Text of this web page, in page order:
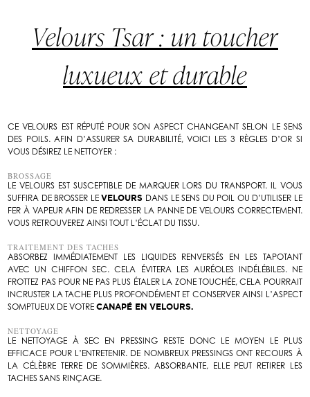
Velours Tsar : un toucher
luxueux et durable
CE VELOURS EST RÉPUTÉ POUR SON ASPECT CHANGEANT SELON LE SENS
DES POILS. AFIN D’ASSURER SA DURABILITÉ, VOICI LES 3 RÈGLES D’OR SI
VOUS DÉSIREZ LE NETTOYER :
BROSSAGE
LE VELOURS EST SUSCEPTIBLE DE MARQUER LORS DU TRANSPORT. IL VOUS
SUFFIRA DE BROSSER LEVELOURS DANS LE SENS DU POIL OU D’UTILISER LE
FER À VAPEUR AFIN DE REDRESSER LA PANNE DE VELOURS CORRECTEMENT.
VOUS RETROUVEREZ AINSI TOUT L’ÉCLAT DU TISSU.
TRAITEMENT DES TACHES
ABSORBEZ IMMÉDIATEMENT LES LIQUIDES RENVERSÉS EN LES TAPOTANT
AVEC UN CHIFFON SEC. CELA ÉVITERA LES AURÉOLES INDÉLÉBILES. NE
FROTTEZ PAS POUR NE PAS PLUS ÉTALER LA ZONE TOUCHÉE, CELA POURRAIT
INCRUSTER LA TACHE PLUS PROFONDÉMENT ET CONSERVER AINSI L’ASPECT
SOMPTUEUX DE VOTRECANAPÉ EN VELOURS.
NETTOYAGE
LE NETTOYAGE À SEC EN PRESSING RESTE DONC LE MOYEN LE PLUS
EFFICACE POUR L’ENTRETENIR. DE NOMBREUX PRESSINGS ONT RECOURS À
LA CÉLÈBRE TERRE DE SOMMIÈRES. ABSORBANTE, ELLE PEUT RETIRER LES
TACHES SANS RINÇAGE.